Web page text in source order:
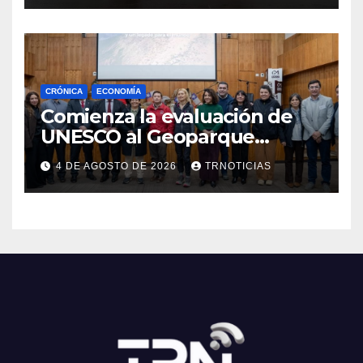
CRÓNICA ECONOMÍA
Comienza la evaluación de
UNESCO al Geoparque
Aspirante Pillanmapu en el
Maule
4 DE AGOSTO DE 2026 TRNOTICIAS